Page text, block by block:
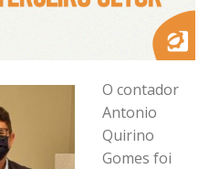
O contador
Antonio
Quirino
Gomes foi